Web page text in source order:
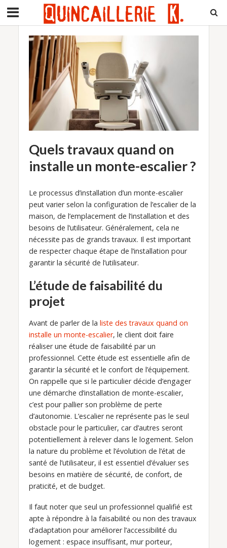
Quels travaux quand on
installe un monte-escalier ?
Le processus d’installation d’un monte-escalier
peut varier selon la configuration de l’escalier de la
maison, de l’emplacement de l’installation et des
besoins de l’utilisateur. Généralement, cela ne
nécessite pas de grands travaux. Il est important
de respecter chaque étape de l’installation pour
garantir la sécurité de l’utilisateur.
L’étude de faisabilité du
projet
Avant de parler de la liste des travaux quand on
installe un monte-escalier, le client doit faire
réaliser une étude de faisabilité par un
professionnel. Cette étude est essentielle afin de
garantir la sécurité et le confort de l’équipement.
On rappelle que si le particulier décide d’engager
une démarche d’installation de monte-escalier,
c’est pour pallier son problème de perte
d’autonomie. L’escalier ne représente pas le seul
obstacle pour le particulier, car d’autres seront
potentiellement à relever dans le logement. Selon
la nature du problème et l’évolution de l’état de
santé de l’utilisateur, il est essentiel d’évaluer ses
besoins en matière de sécurité, de confort, de
praticité, et de budget.
Il faut noter que seul un professionnel qualifié est
apte à répondre à la faisabilité ou non des travaux
d’adaptation pour améliorer l’accessibilité du
logement : espace insuffisant, mur porteur,